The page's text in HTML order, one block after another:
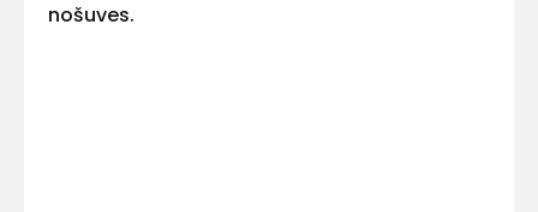
nošuves.